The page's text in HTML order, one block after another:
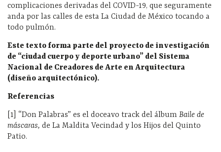
complicaciones derivadas del COVID-19, que seguramente
anda por las calles de esta La Ciudad de México tocando a
todo pulmón.
Este texto forma parte del proyecto de investigación
de “ciudad cuerpo y deporte urbano” del Sistema
Nacional de Creadores de Arte en Arquitectura
(diseño arquitectónico).
Referencias
[1] “Don Palabras” es el doceavo track del álbum Baile de
máscaras, de La Maldita Vecindad y los Hijos del Quinto
Patio.